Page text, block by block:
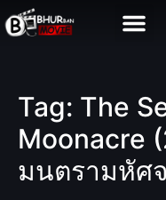
Tag: The
Moonacre
มนตรามหัศ